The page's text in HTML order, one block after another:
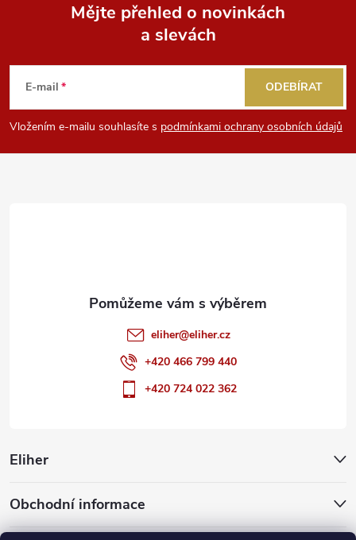
p
Mějte přehled o novinkách
a slevách
E-mail
Vložením e-mailu souhlasíte s podmínkami ochrany osobních údajů
ODEBÍRAT
Eliher
Obchodní informace
eliher@eliher.cz
+420 466 799 440
+420 724 022 362